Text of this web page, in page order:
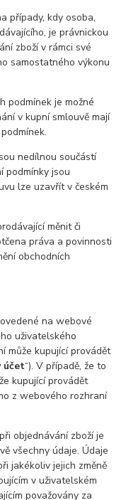
případy, kdy osoba,
je právnickou
zboží v rámci své
samostatného výkonu
podmínek je možné
v kupní smlouvě mají
nedílnou součástí
podmínky jsou
lze uzavřít v českém
měnit či
práva a povinnosti
obchodních
na webové
uživatelského
může kupující provádět
účet“). V případě, že to
kupující provádět
z webového rozhraní
objednávání zboží je
všechny údaje. Údaje
jakékoliv jejich změně
v uživatelském
považovány za